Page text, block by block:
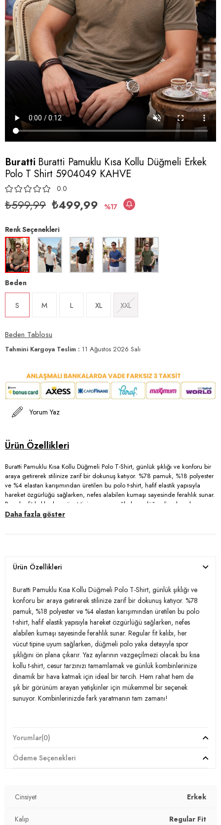
Buratti Buratti Pamuklu Kısa Kollu Düğmeli Erkek
Polo T Shirt 5904049 KAHVE
0.0
₺599,99 ₺499,99 17
Renk Seçenekleri
Beden
S M L XL XXL
Beden Tablosu
Tahmini Kargoya Teslim : 11 Ağustos 2026 Salı
Yorum Yaz
Buratti Pamuklu Kısa Kollu Düğmeli Polo T-Shirt, günlük şıklığı ve konforu bir
araya getirerek stilinize zarif bir dokunuş katıyor. %78 pamuk, %18 polyester
ve %4 elastan karışımından üretilen bu polo t-shirt, hafif elastik yapısıyla
hareket özgürlüğü sağlarken, nefes alabilen kumaşı sayesinde ferahlık sunar.
Regular fit kalıbı, her vücut tipine uyum sağlarken, düğmeli polo yaka
detayıyla spor şıklığını ön plana çıkarır. Yaz aylarının vazgeçilmezi olacak bu
dinamik bir hava katmak için ideal bir tercih. Hem rahat hem de şık bir
Giyim Tarzı: Günlük/Casual
Materyal:% 78 Pamuk % 18 Polyester % 4 Elastan
Yaka Tipi:Düğmeli Polo Yaka
Kol Tipi: Kısa Kol
Kumaş Tipi: Örme
Boy: Standart
: 103 cm / Beden : XL
Yaş Grubu:Yetişkin
Daha fazla göster
Ürün Özellikleri
Buratti Pamuklu Kısa Kollu Düğmeli Polo T-Shirt, günlük şıklığı ve
konforu bir araya getirerek stilinize zarif bir dokunuş katıyor. %78
pamuk, %18 polyester ve %4 elastan karışımından üretilen bu polo
t-shirt, hafif elastik yapısıyla hareket özgürlüğü sağlarken, nefes
alabilen kumaşı sayesinde ferahlık sunar. Regular fit kalıbı, her
vücut tipine uyum sağlarken, düğmeli polo yaka detayıyla spor
şıklığını ön plana çıkarır. Yaz aylarının vazgeçilmezi olacak bu kısa
kollu t-shirt, cesur tarzınızı tamamlamak ve günlük kombinlerinize
dinamik bir hava katmak için ideal bir tercih. Hem rahat hem de
şık bir görünüm arayan yetişkinler için mükemmel bir seçenek
sunuyor. Kombinlerinizde fark yaratmanın tam zamanı!
Giyim Tarzı: Günlük/Casual
Yaka Tipi:
Kol Tipi:
Yorumlar(0)
Ödeme Seçenekleri
Cinsiyet Erkek
Kalıp Regular Fit